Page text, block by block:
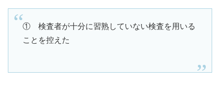
① 検査者が十分に習熟していない検査を用いる
ことを控えた